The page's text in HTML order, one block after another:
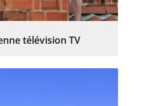
télévision TV